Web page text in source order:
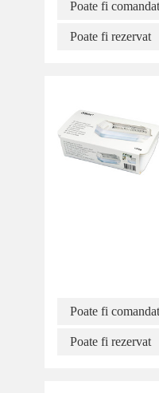
Poate fi
Poate fi rezervat
Poate fi
Poate fi rezervat